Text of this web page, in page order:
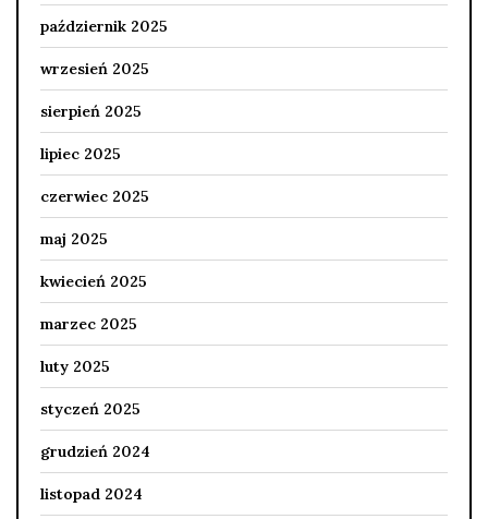
październik 2025
wrzesień 2025
sierpień 2025
lipiec 2025
czerwiec 2025
maj 2025
kwiecień 2025
marzec 2025
luty 2025
styczeń 2025
grudzień 2024
listopad 2024